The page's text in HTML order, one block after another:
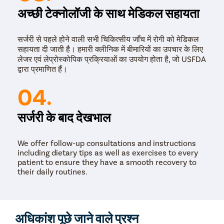
है।
इनफेरियर वेना कावा (IVC) फिल्टर – IVC फिल्टर धातु से बना एक
अंदर डाल दिया जाता है। यह फिल्टर ब्लड क्लॉट को फेफड़ों तक
पहुँचने से पहले ही रोक लेता है।इस फ़िल्टरिंग प्रक्रिया का उपयोग
तब किया जाता है जब ब्लड थिनर लेना रोगी के लिए सुरक्षित नहीं होता
है।
से एक है। इसमें ब्लड क्लॉट को ठीक करने के लिए उच्च तीव्रता की
लेजर बीम का इस्तेमाल होता है। यह एक न्यूनतम इनवेसिव प्रक्रिया
है जिसमें चीरा लगाने की आवश्यकता नहीं होती है।
अच्छी टेक्नोलॉजी के साथ मेडिकल सहायता
सर्जरी से पहले होने वाली सभी चिकित्सीय जाँच में रोगी को मेडिकल
सहायता दी जाती है। हमारी क्लीनिक में बीमारियों का उपचार के लिए
लेजर एवं लेप्रोस्कोपिक प्रक्रियाओं का उपयोग होता है, जो USFDA
द्वारा प्रमाणित हैं।
04.
सर्जरी के बाद देखभाल
We offer follow-up consultations and instructions
including dietary tips as well as exercises to every
patient to ensure they have a smooth recovery to
their daily routines.
अधिकांश पूछे जाने वाले प्रश्न